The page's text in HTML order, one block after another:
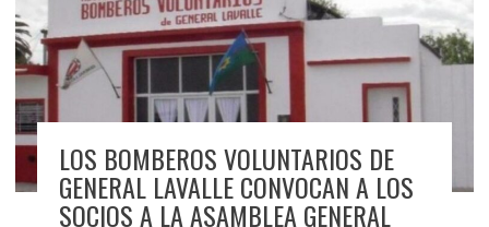
LOS BOMBEROS VOLUNTARIOS DE
GENERAL LAVALLE CONVOCAN A LOS
SOCIOS A LA ASAMBLEA GENERAL